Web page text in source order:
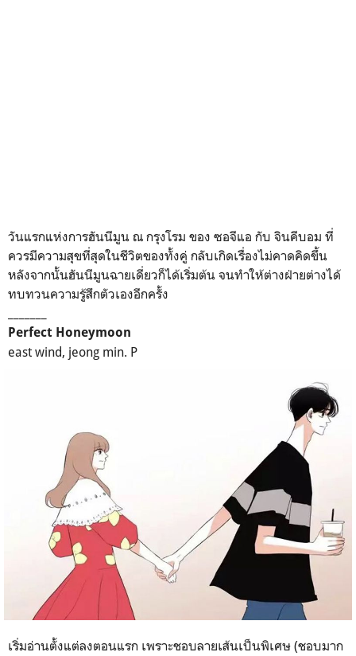
วันแรกแห่งการฮันนีมูน ณ กรุงโรม ของ ซอจีแอ กับ จินคีบอม ที่
ควรมีความสุขที่สุดในชีวิตของทั้งคู่ กลับเกิดเรื่องไม่คาดคิดขึ้น
หลังจากนั้นฮันนีมูนฉายเดี่ยวก็ได้เริ่มต้น จนทำให้ต่างฝ่ายต่างได้
ทบทวนความรู้สึกตัวเองอีกครั้ง
Perfect Honeymoon
east wind, jeong min. P
เริ่มอ่านตั้งแต่ลงตอนแรก เพราะชอบลายเส้นเป็นพิเศษ (ชอบมาก